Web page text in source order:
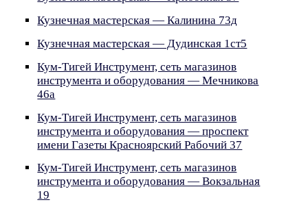
Кузнечная мастерская — Калинина 73д
Кузнечная мастерская — Дудинская 1ст5
Кум-Тигей Инструмент, сеть магазинов
инструмента и оборудования — Мечникова
46а
Кум-Тигей Инструмент, сеть магазинов
инструмента и оборудования — проспект
имени Газеты Красноярский Рабочий 37
Кум-Тигей Инструмент, сеть магазинов
инструмента и оборудования — Вокзальная
19